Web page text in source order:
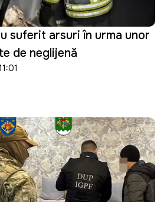
suferit arsuri în urma unor
de neglijență